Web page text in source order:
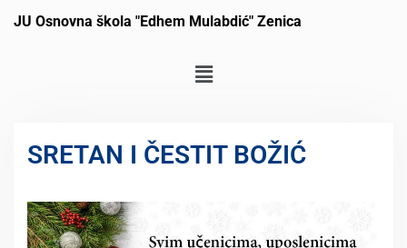
JU Osnovna škola "Edhem Mulabdić" Zenica
SRETAN I ČESTIT BOŽIĆ